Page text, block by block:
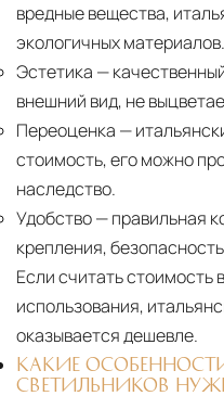
вредные вещества,
экологичных материалов.
Эстетика —
внешний вид, не
Переоценка —
стоимость, его можно
наследство.
Удобство— правильная
крепления,
Если считать стоимость
использования,
оказывается дешевле.
КАКИЕ
СВЕТИЛЬНИКОВ